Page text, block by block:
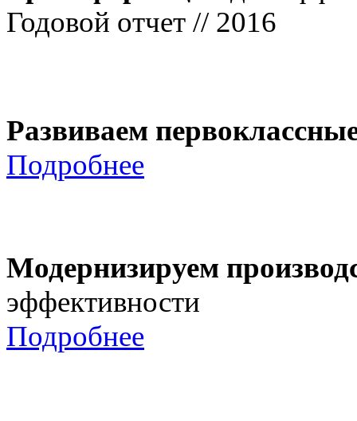
Годовой отчет // 2016
Развиваем
Подробнее
Модернизируем
эффективности
Подробнее